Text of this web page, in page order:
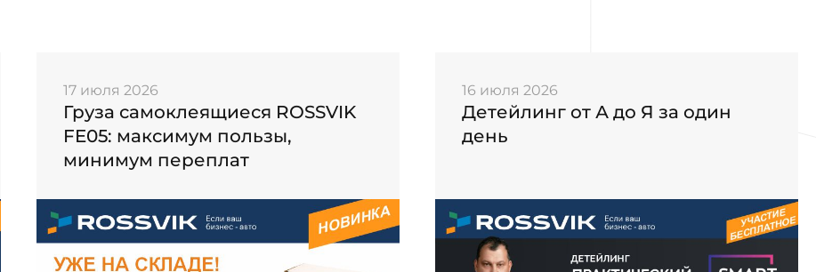
17 июля 2026
Груза самоклеящиеся ROSSVIK
FE05: максимум пользы,
минимум переплат
16 июля 2026
Детейлинг от А до Я за один
день